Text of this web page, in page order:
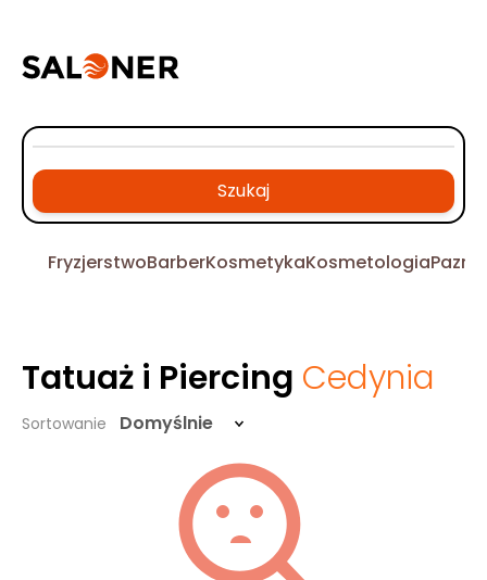
Szukaj
FryzjerstwoBarberKosmetykaKosmetologia
Tatuaż i Piercing Cedynia
Sortowanie Domyślnie